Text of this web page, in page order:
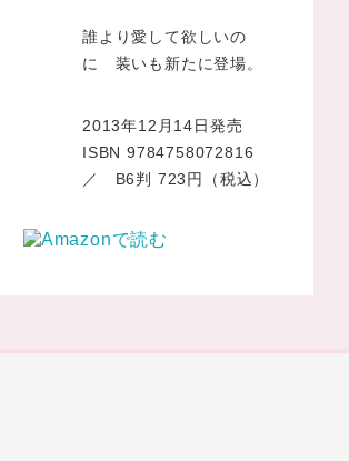
誰より愛して欲しいの
に 装いも新たに登場。
2013年12月14日発売
ISBN 9784758072816
／ B6判 723円（税込）